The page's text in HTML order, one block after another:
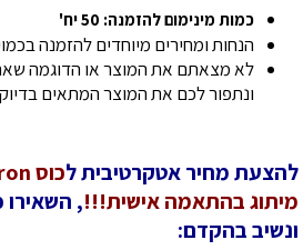
כמות מינימום להזמנה: 50 יח'
הנחות ומחירים מיוחדים להזמנה
לא מצאתם את המוצר או הדוגמה
ונתפור לכם את המוצר המתאים
להצעת מחיר אטקרטיבית לכוס Byron כחול 470 מ"ל
מיתוג בהתאמה אישית!!!, השאירו
ונשיב בהקדם: